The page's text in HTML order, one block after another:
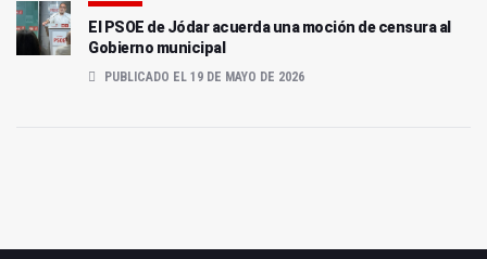
El PSOE de Jódar acuerda una moción de censura al
Gobierno municipal
PUBLICADO EL 19 DE MAYO DE 2026